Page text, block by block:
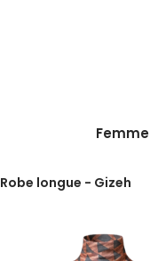
Femme
Robe longue - Gizeh